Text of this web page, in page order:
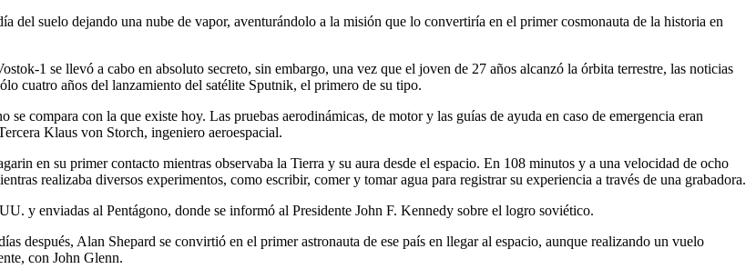
del suelo dejando una nube de vapor, aventurándolo a la misión que lo convertiría en el primer cosmonauta de la historia en
1 se llevó a cabo en absoluto secreto, sin embargo, una vez que el joven de 27 años alcanzó la órbita terrestre, las noticias
cuatro años del lanzamiento del satélite Sputnik, el primero de su tipo.
compara con la que existe hoy. Las pruebas aerodinámicas, de motor y las guías de ayuda en caso de emergencia eran
Klaus von Storch, ingeniero aeroespacial.
en su primer contacto mientras observaba la Tierra y su aura desde el espacio. En 108 minutos y a una velocidad de ocho
realizaba diversos experimentos, como escribir, comer y tomar agua para registrar su experiencia a través de una grabadora.
y enviadas al Pentágono, donde se informó al Presidente John F. Kennedy sobre el logro soviético.
después, Alan Shepard se convirtió en el primer astronauta de ese país en llegar al espacio, aunque realizando un vuelo
con John Glenn.